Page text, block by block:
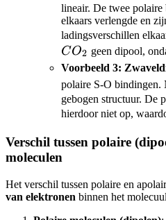
lineair. De twee
elkaars verlengde en
ladingsverschillen
CO2 geen dipool,
Voorbeeld 3:
polaire S-O bindingen.
gebogen structuur. De
hierdoor niet op,
Verschil tussen polaire
moleculen
Het verschil tussen polaire en
van elektronen binnen het